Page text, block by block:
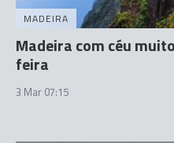
MADEIRA
Madeira com céu
feira
3 Mar 07:15